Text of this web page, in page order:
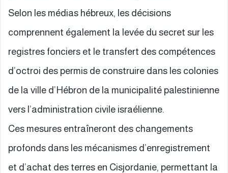
Selon les médias hébreux, les décisions
comprennent également la levée du secret sur les
registres fonciers et le transfert des compétences
d’octroi des permis de construire dans les colonies
de la ville d’Hébron de la municipalité palestinienne
vers l’administration civile israélienne.
Ces mesures entraîneront des changements
profonds dans les mécanismes d’enregistrement
et d’achat des terres en Cisjordanie, permettant la